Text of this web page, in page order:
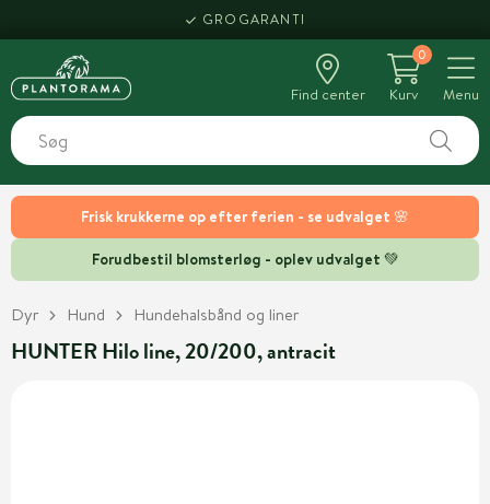
Frisk krukkerne op efter ferien - se udvalget 🌸
Forudbestil blomsterløg - oplev udvalget 💚
GROGARANTI
Find center
0
Kurv
Menu
Dyr Hund Hundehalsbånd og liner
HUNTER Hilo line, 20/200, antracit